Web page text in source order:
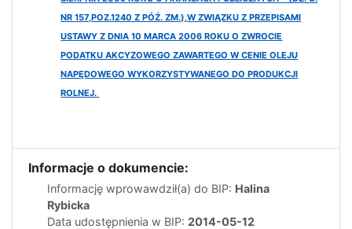
NR 157,POZ.1240 Z PÓŹ. ZM.),W ZWIĄZKU Z PRZEPISAMI
USTAWY Z DNIA 10 MARCA 2006 ROKU O ZWROCIE
PODATKU AKCYZOWEGO ZAWARTEGO W CENIE OLEJU
NAPĘDOWEGO WYKORZYSTYWANEGO DO PRODUKCJI
ROLNEJ.
Informacje o dokumencie:
Informację wprowawdził(a) do BIP: Halina
Rybicka
Data udostępnienia w BIP: 2014-05-12